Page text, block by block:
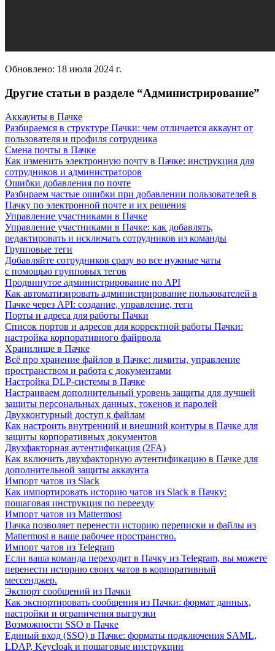
Обновлено: 18 июля 2024 г.
Другие статьи в разделе “Администрирование”
Аккаунты в Пачке
Разбираемся в структуре Пачки: чем отличается аккаунт от
пользователя и профиля сотрудника
Смена почты в Пачке
Как изменить электронную почту в Пачке: инструкция для
сотрудников и администраторов
Ошибки добавления по почте
Разбираем частые ошибки при добавлении пользователей в
Пачку по электронной почте и их решения
Управление участниками в Пачке
Управление участниками в Пачке: как добавлять,
редактировать и исключать сотрудников из команды
Групповые теги
Добавляйте сотрудников сразу во все нужные чаты
с помощью групповых тегов
Продвинутое администрирование по API
Как автоматизировать администрирование пользователей в
Пачке через API: создание, управление, теги
Порты и адреса для работы Пачки
Список портов и адресов для корректной работы Пачки:
настройка корпоративного файрвола
Хранилище в Пачке
Всё про хранение файлов в Пачке: лимиты, управление
пространством и работа с документами
Настройка DLP-системы в Пачке
Настраиваем дополнительный уровень защиты для лучшей
защиты персональных данных, токенов и паролей
Двухконтурный доступ к файлам
Как настроить внутренний и внешний контуры в Пачке для
защиты корпоративных документов
Двухфакторная аутентификация (2FA)
Как включить двухфакторную аутентификацию в Пачке для
дополнительной защиты аккаунта
Импорт чатов из Slack
Как импортировать историю чатов из Slack в Пачку:
пошаговая инструкция по переезду
Импорт чатов из Mattermost
Пачка позволяет перенести историю переписки и файлы из
Mattermost в ваше рабочее пространство.
Импорт чатов из Telegram
Если ваша команда переходит в Пачку из Telegram, вы можете
перенести историю своих чатов в корпоративный
мессенджер.
Экспорт сообщений из Пачки
Как экспортировать сообщения из Пачки: формат данных,
настройки и ограничения выгрузки
Возможности SSO в Пачке
Единый вход (SSO) в Пачке: форматы подключения SAML,
LDAP, Keycloak и пошаговые инструкции